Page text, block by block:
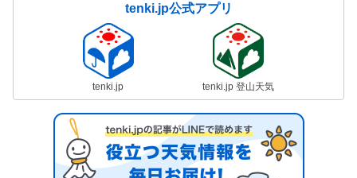
tenki.jp公式アプリ
tenki.jp tenki.jp 登山天気